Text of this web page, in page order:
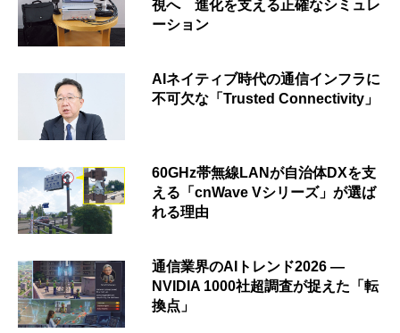
視へ 進化を支える正確なシミュレ
ーション
AIネイティブ時代の通信インフラに
不可欠な「Trusted Connectivity」
60GHz帯無線LANが自治体DXを支
える「cnWave Vシリーズ」が選ば
れる理由
通信業界のAIトレンド2026 ―
NVIDIA 1000社超調査が捉えた「転
換点」